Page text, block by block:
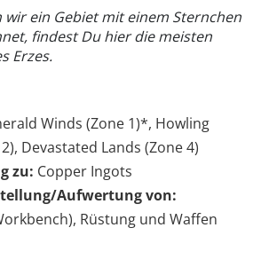
wir ein Gebiet mit einem Sternchen
findest Du hier die meisten
Erzes.
Winds (Zone 1)*, Howling
Devastated Lands (Zone 4)
zu: Copper Ingots
Aufwertung von:
Rüstung und Waffen